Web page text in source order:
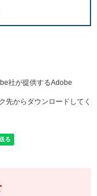
社が提供するAdobe
先からダウンロードしてく